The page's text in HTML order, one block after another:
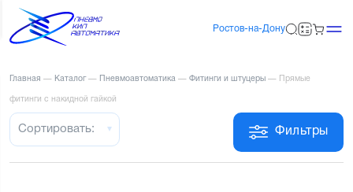
Ростов-на-Дону
Главная — Каталог — Пневмоавтоматика — Фитинги и штуцеры — Прямые
фитинги с накидной гайкой
Фильтры
Сортировать: